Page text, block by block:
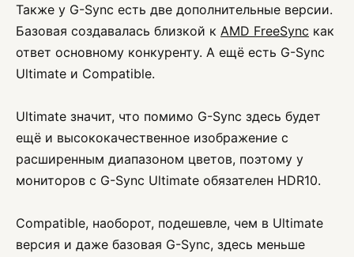
Также у G-Sync есть две дополнительные версии.
Базовая создавалась близкой к AMD FreeSync как
ответ основному конкуренту. А ещё есть G-Sync
Ultimate и Compatible.
Ultimate значит, что помимо G-Sync здесь будет
ещё и высококачественное изображение с
расширенным диапазоном цветов, поэтому у
мониторов с G-Sync Ultimate обязателен HDR10.
Compatible, наоборот, подешевле, чем в Ultimate
версия и даже базовая G-Sync, здесь меньше